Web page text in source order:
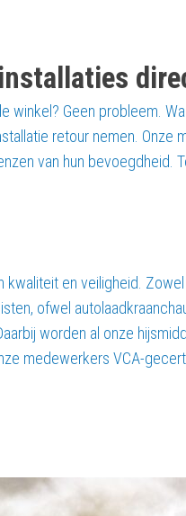
winkel? Geen probleem.
retour nemen. Onze
van hun bevoegdheid.
en veiligheid.
ofwel
worden al onze
medewerkers VCA-